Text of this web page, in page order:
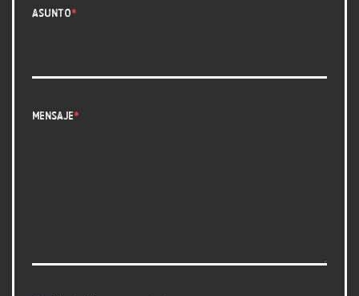
Asunto
Mensaje